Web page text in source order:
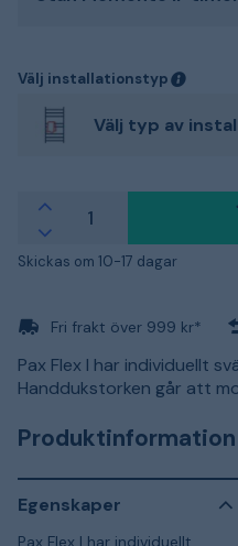
Välj installationstyp
Välj typ av
Skickas om 10-17 dagar
Fri frakt över 999 kr*
Pax Flex I har individuellt
Handdukstorken går att
Produktinformation
Egenskaper
Pax Flex I har individuellt